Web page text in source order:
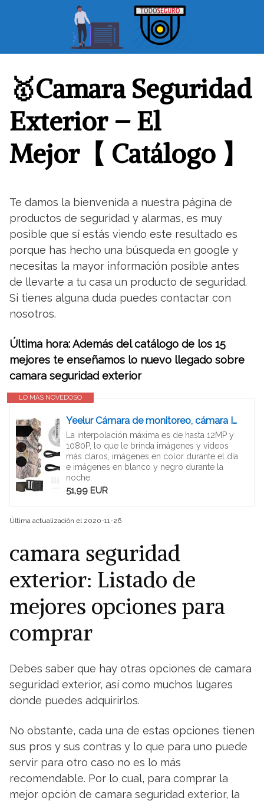
🥇Camara Seguridad
Exterior – El
Mejor【 Catálogo 】
Te damos la bienvenida a nuestra página de
productos de seguridad y alarmas, es muy
posible que sí estás viendo este resultado es
porque has hecho una búsqueda en google y
necesitas la mayor información posible antes
de llevarte a tu casa un producto de seguridad.
Si tienes alguna duda puedes contactar con
nosotros.
Última hora: Además del catálogo de los 15
mejores te enseñamos lo nuevo llegado sobre
camara seguridad exterior
LO MÁS NOVEDOSO
Yeelur Cámara de monitoreo, cámara Impermeable de plástico Inteligente, Gran Angular de 70 ° Que Ahorra energía para vigilancia de Seguridad Observación de Animales
La interpolación máxima es de hasta 12MP y
1080P, lo que le brinda imágenes y videos
más claros, imágenes en color durante el día
e imágenes en blanco y negro durante la
noche.
51,99 EUR
Última actualización el 2020-11-26
camara seguridad
exterior: Listado de
mejores opciones para
comprar
Debes saber que hay otras opciones de camara
seguridad exterior, así como muchos lugares
donde puedes adquirirlos.
No obstante, cada una de estas opciones tienen
sus pros y sus contras y lo que para uno puede
servir para otro caso no es lo más
recomendable. Por lo cual, para comprar la
mejor opción de camara seguridad exterior, la